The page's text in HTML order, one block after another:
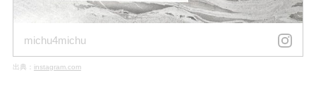
michu4michu
出典： instagram.com